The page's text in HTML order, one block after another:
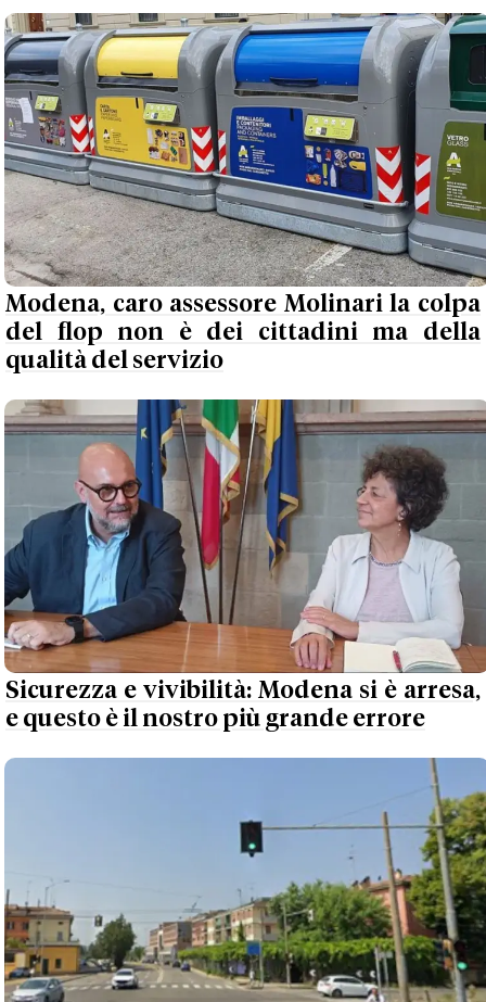
Modena, caro assessore Molinari la colpa
del flop non è dei cittadini ma della
qualità del servizio
Sicurezza e vivibilità: Modena si è arresa,
e questo è il nostro più grande errore